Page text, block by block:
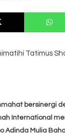
X
Tatimus
bersinergi
International
Adinda Mulia